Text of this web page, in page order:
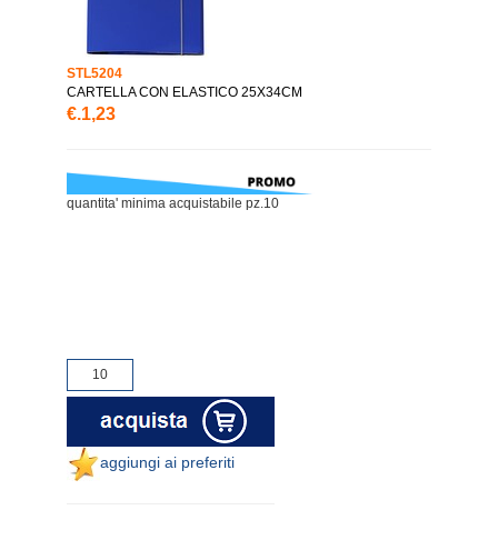
STL5204
CARTELLA CON ELASTICO 25X34CM
€.1,23
quantita' minima acquistabile pz.10
aggiungi ai preferiti